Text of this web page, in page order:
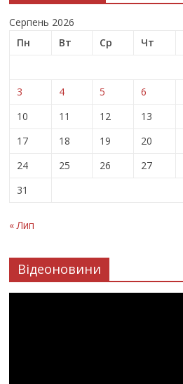
Серпень 2026
Пн
Вт Ср Чт
3
4 5 6
10
11 12 13
17
18 19 20
24
25 26 27
31
« Лип
Відеоновини